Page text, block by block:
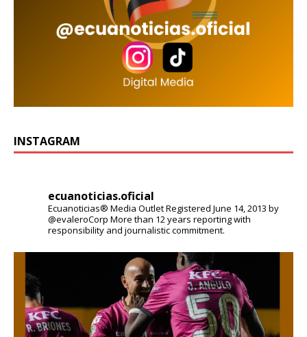
INSTAGRAM
ecuanoticias.oficial
Ecuanoticias® Media OutletRegistered June 14, 2013 by
@evaleroCorp More than 12 years reporting with
responsibility and journalistic commitment.